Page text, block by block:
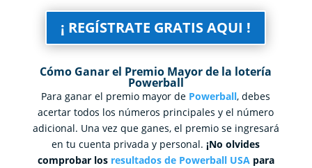
¡ REGÍSTRATE GRATIS AQUI !
Cómo Ganar el Premio Mayor de la lotería
Powerball
Para ganar el premio mayor de Powerball, debes
acertar todos los números principales y el número
adicional. Una vez que ganes, el premio se ingresará
en tu cuenta privada y personal.¡No olvides
comprobar los resultados de Powerball USA para